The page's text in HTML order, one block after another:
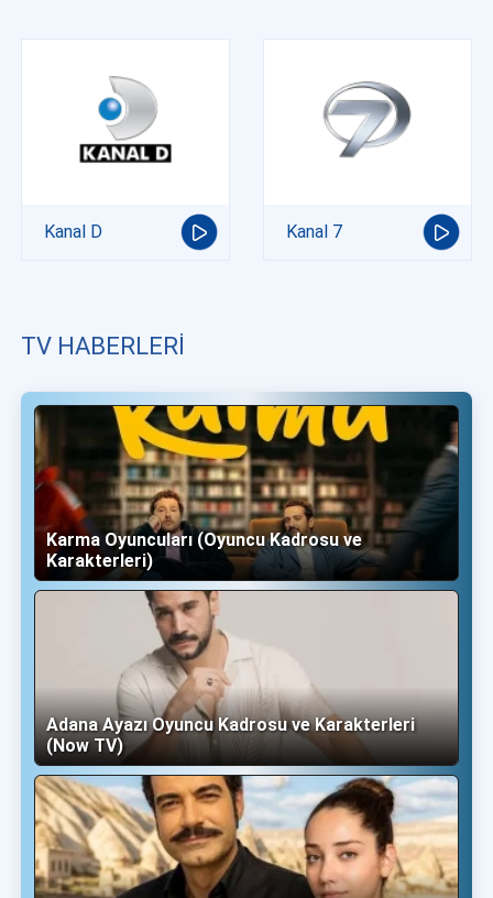
Kanal D Kanal 7
TV HABERLERI
Karma Oyuncuları (Oyuncu Kadrosu ve
Karakterleri)
Adana Ayazı Oyuncu Kadrosu ve Karakterleri
(Now TV)